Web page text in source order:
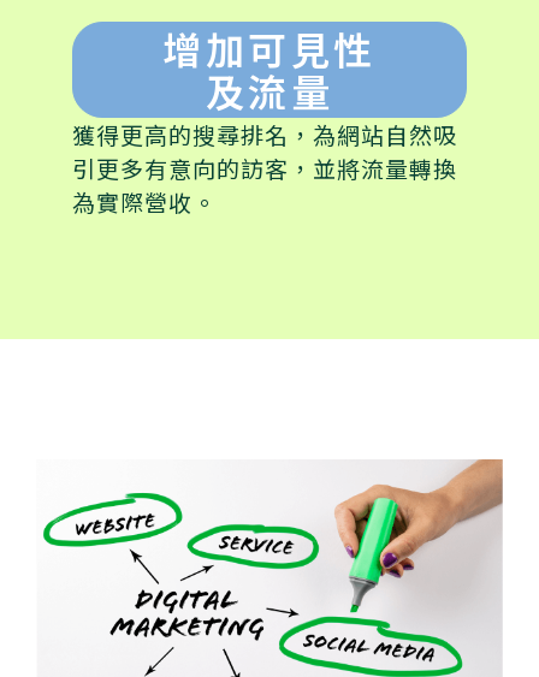
增加可見性
及流量
獲得更高的搜尋排名，為網站自然吸
引更多有意向的訪客，並將流量轉換
為實際營收。